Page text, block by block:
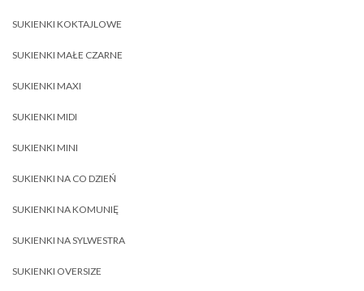
SUKIENKI KOKTAJLOWE
SUKIENKI MAŁE CZARNE
SUKIENKI MAXI
SUKIENKI MIDI
SUKIENKI MINI
SUKIENKI NA CO DZIEŃ
SUKIENKI NA KOMUNIĘ
SUKIENKI NA SYLWESTRA
SUKIENKI OVERSIZE